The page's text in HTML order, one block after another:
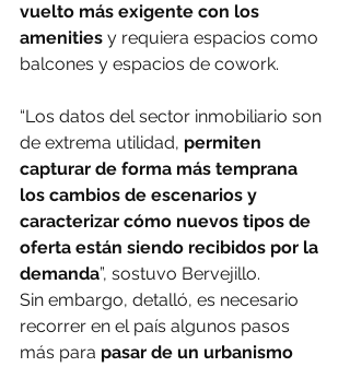
vuelto más exigente con los
amenities y requiera espacios como
balcones y espacios de cowork.
“Los datos del sector inmobiliario son
de extrema utilidad, permiten
capturar de forma más temprana
los cambios de escenarios y
caracterizar cómo nuevos tipos de
oferta están siendo recibidos por la
demanda”, sostuvo Bervejillo.
Sin embargo, detalló, es necesario
recorrer en el país algunos pasos
más para pasar de un urbanismo